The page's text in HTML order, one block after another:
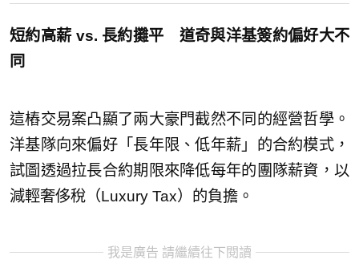
短約高薪 vs. 長約攤平 道奇與洋基簽約偏好大不
同
這樁交易案凸顯了兩大豪門截然不同的經營哲學。
洋基隊向來偏好「長年限、低年薪」的合約模式，
試圖透過拉長合約期限來降低每年的團隊薪資，以
減輕奢侈稅（Luxury Tax）的負擔。
我是廣告 請繼續往下閱讀